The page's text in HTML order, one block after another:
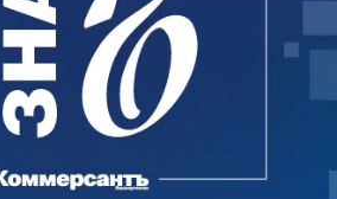
государственный
деятельность начал в 1987
в Республиканской детской
затем работал врачом-
урологическим
годах — заместитель